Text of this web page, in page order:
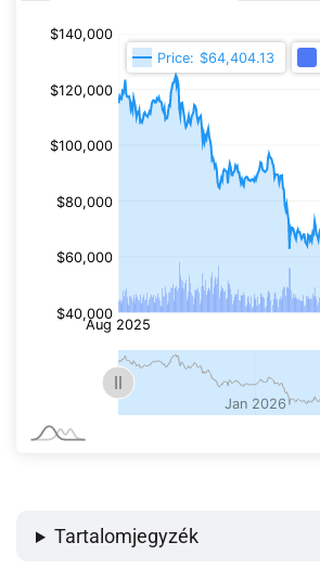
Tartalomjegyzék
Portfólió jelentése
Diverzifikáció jelentése
Kriptográfia jelentése